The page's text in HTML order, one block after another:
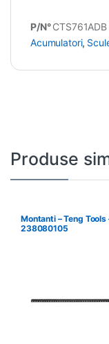
P/N°CTS761ADB
Acumulatori,
Produse
Montanti – Teng Tools
238080105